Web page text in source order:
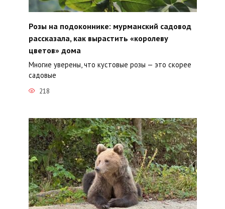
Розы на подоконнике: мурманский садовод
рассказала, как вырастить «королеву
цветов» дома
Многие уверены, что кустовые розы — это скорее
садовые
218